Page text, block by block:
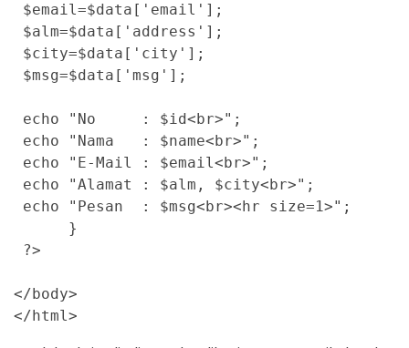
$email=$data['email'];
$alm=$data['address'];
$city=$data['city'];
$msg=$data['msg'];
echo "No     : $id<br>";
echo "Nama   : $name<br>";
echo "E-Mail : $email<br>";
echo "Alamat : $alm, $city<br>";
echo "Pesan  : $msg<br><hr size=1>";
      }
?>
</body>